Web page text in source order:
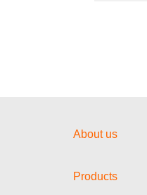
About us
Products